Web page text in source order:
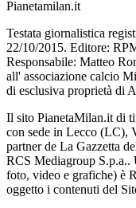
Pianetamilan.it
Testata giornalistica
22/10/2015. Editore:
Responsabile: Matteo
all' associazione calcio
di esclusiva proprietà di
Il sito PianetaMilan.it di
con sede in Lecco (LC),
partner de La Gazzetta
RCS Mediagroup S.p.a..
foto, video e grafiche) è
oggetto i contenuti del